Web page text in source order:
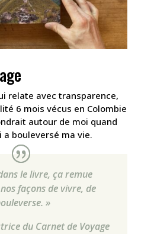
relate avec transparence,
6 mois vécus en Colombie
autour de moi quand
a bouleversé ma vie.
le livre, ça remue
façons de vivre, de
»
du Carnet de Voyage